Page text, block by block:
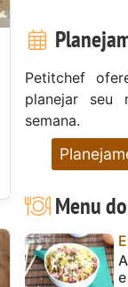
Petitchef
planejar
semana.
Menu